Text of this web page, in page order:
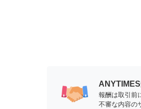
報酬は取引前
不審な内容の